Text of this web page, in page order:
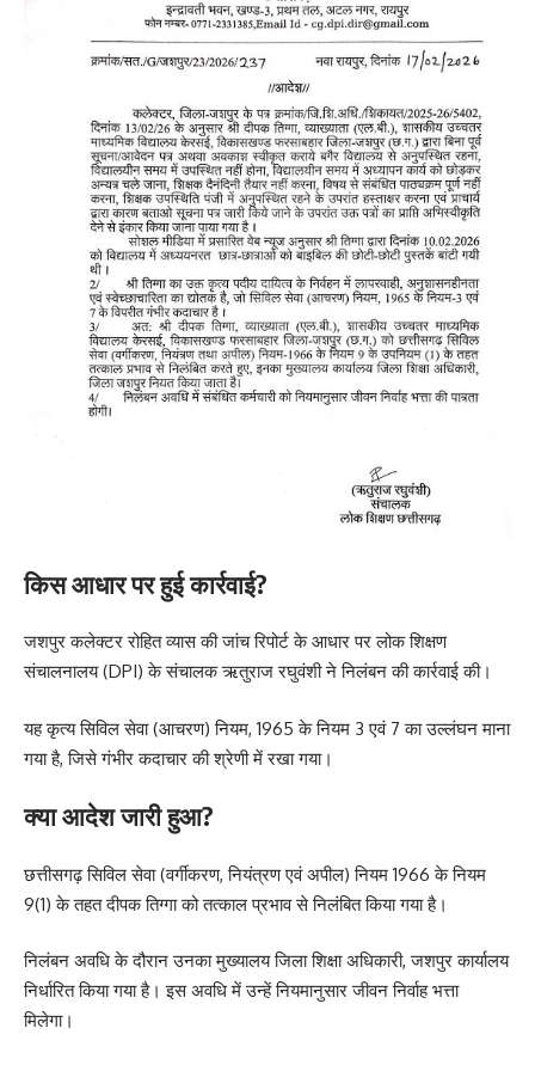
किस आधार पर हुई कार्रवाई?
जशपुर कलेक्टर रोहित व्यास की जांच रिपोर्ट के आधार पर लोक शिक्षण
संचालनालय (DPI) के संचालक ऋतुराज रघुवंशी ने निलंबन की कार्रवाई की।
यह कृत्य सिविल सेवा (आचरण) नियम, 1965 के नियम 3 एवं 7 का उल्लंघन माना
गया है, जिसे गंभीर कदाचार की श्रेणी में रखा गया।
क्या आदेश जारी हुआ?
छत्तीसगढ़ सिविल सेवा (वर्गीकरण, नियंत्रण एवं अपील) नियम 1966 के नियम
9(1) के तहत दीपक तिग्गा को तत्काल प्रभाव से निलंबित किया गया है।
निलंबन अवधि के दौरान उनका मुख्यालय जिला शिक्षा अधिकारी, जशपुर कार्यालय
निर्धारित किया गया है। इस अवधि में उन्हें नियमानुसार जीवन निर्वाह भत्ता
मिलेगा।